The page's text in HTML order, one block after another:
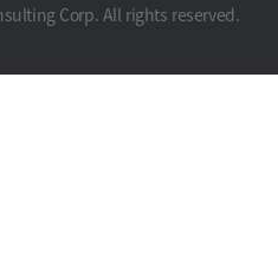
Corp. All rights reserved.